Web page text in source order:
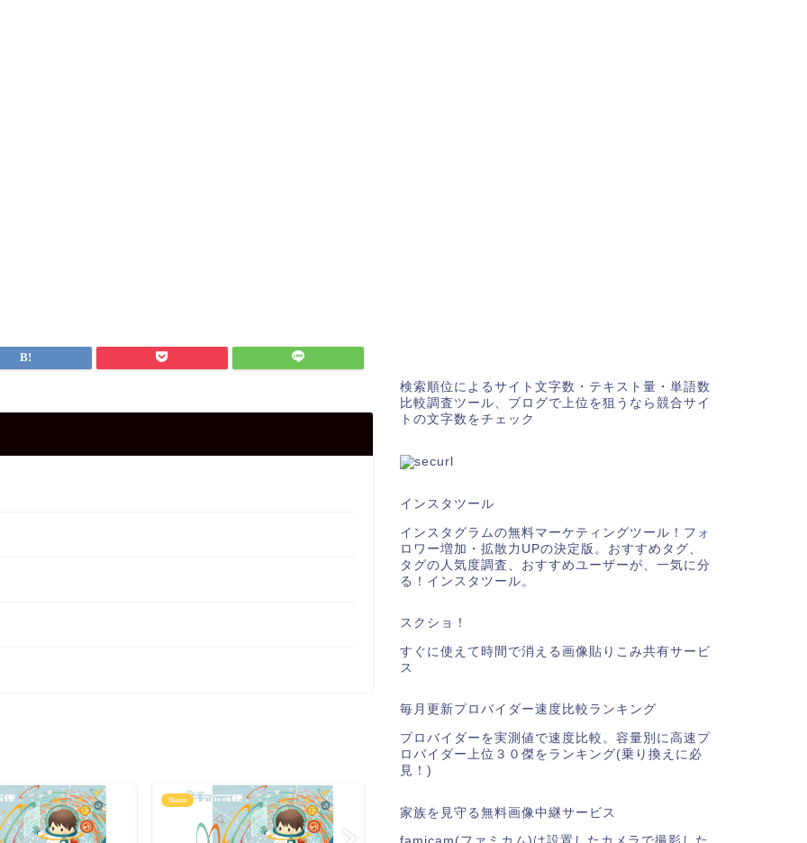
News
検索順位によるサイト文字数・テキスト量・単語数
比較調査ツール、ブログで上位を狙うなら競合サイ
トの文字数をチェック
インスタツール
インスタグラムの無料マーケティングツール！フォ
ロワー増加・拡散力UPの決定版。おすすめタグ、
タグの人気度調査、おすすめユーザーが、一気に分
る！インスタツール。
スクショ！
すぐに使えて時間で消える画像貼りこみ共有サービ
ス
毎月更新プロバイダー速度比較ランキング
プロバイダーを実測値で速度比較。容量別に高速プ
ロバイダー上位３０傑をランキング(乗り換えに必
見！)
家族を見守る無料画像中継サービス